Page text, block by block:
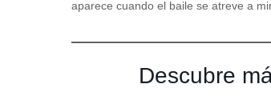
aparece cuando el baile se atreve a
Descubre